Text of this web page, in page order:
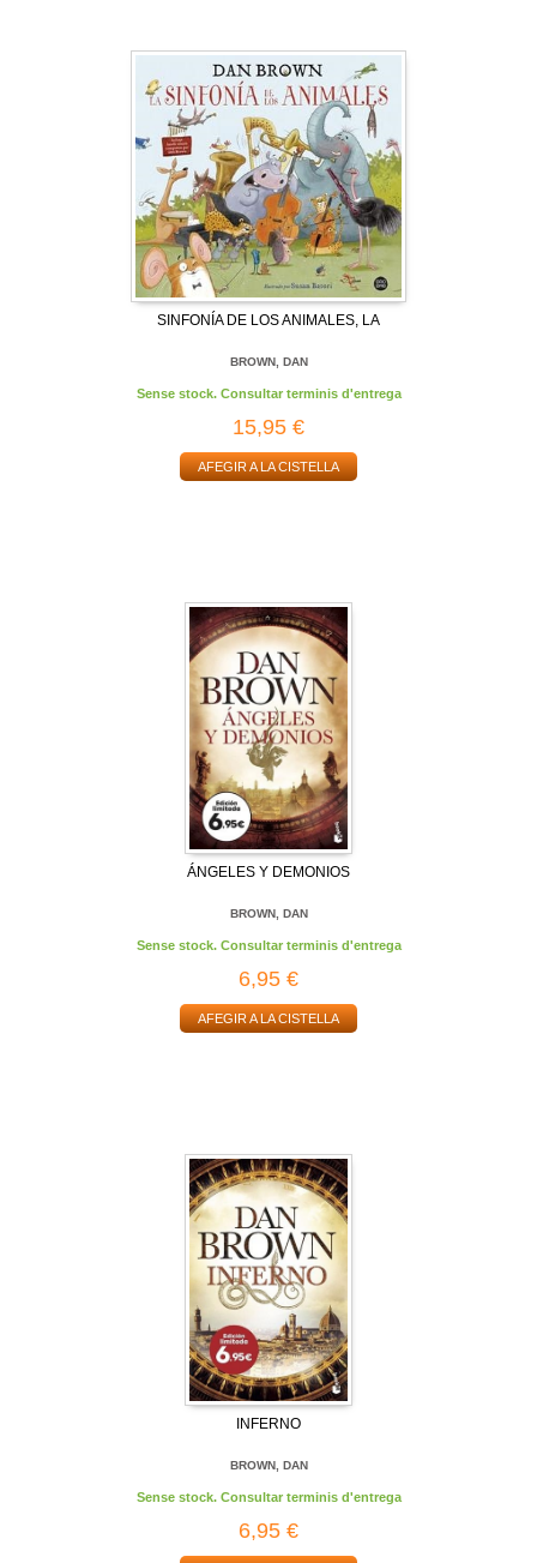
SINFONÍA DE LOS ANIMALES, LA
BROWN, DAN
Sense stock. Consultar terminis d'entrega
15,95 €
AFEGIR A LA CISTELLA
ÁNGELES Y DEMONIOS
BROWN, DAN
Sense stock. Consultar terminis d'entrega
6,95 €
AFEGIR A LA CISTELLA
INFERNO
BROWN, DAN
Sense stock. Consultar terminis d'entrega
6,95 €